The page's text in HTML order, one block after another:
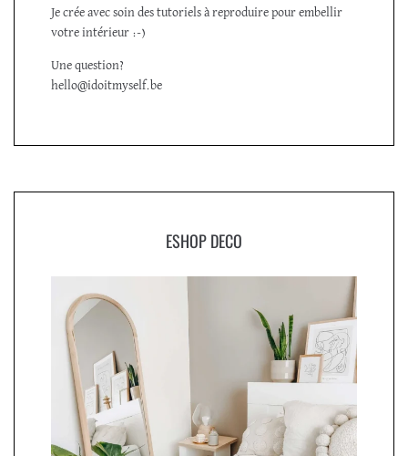
Je crée avec soin des tutoriels à reproduire pour embellir
votre intérieur :-)
Une question?
hello@idoitmyself.be
ESHOP DECO